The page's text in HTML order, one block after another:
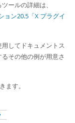
ールの詳細は、
ョン20.5「X プラグイ
してドキュメントス
その他の例が用意さ
ます。